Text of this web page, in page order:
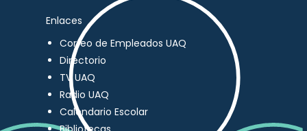
Enlaces
Correo de Empleados UAQ
Directorio
TV UAQ
Radio UAQ
Calendario Escolar